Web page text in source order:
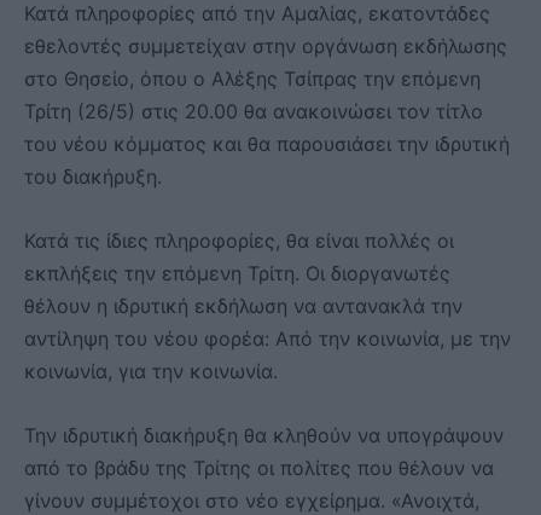
Κατά πληροφορίες από την Αμαλίας, εκατοντάδες
εθελοντές συμμετείχαν στην οργάνωση εκδήλωσης
στο Θησείο, όπου ο Αλέξης Τσίπρας την επόμενη
Τρίτη (26/5) στις 20.00 θα ανακοινώσει τον τίτλο
του νέου κόμματος και θα παρουσιάσει την ιδρυτική
του διακήρυξη.
Κατά τις ίδιες πληροφορίες, θα είναι πολλές οι
εκπλήξεις την επόμενη Τρίτη. Οι διοργανωτές
θέλουν η ιδρυτική εκδήλωση να αντανακλά την
αντίληψη του νέου φορέα: Από την κοινωνία, με την
κοινωνία, για την κοινωνία.
Την ιδρυτική διακήρυξη θα κληθούν να υπογράψουν
από το βράδυ της Τρίτης οι πολίτες που θέλουν να
γίνουν συμμέτοχοι στο νέο εγχείρημα. «Ανοιχτά,